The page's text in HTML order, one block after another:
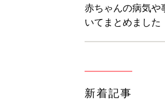
赤ちゃんの病気や
いてまとめました
新着記事